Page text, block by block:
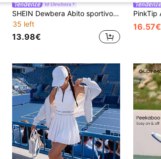
Dewbera
SHEIN Dewbera Abito sportivo da fitness quotidiano da donna con schiena incrociata e colore unito
35 left
13.98€
16.57€